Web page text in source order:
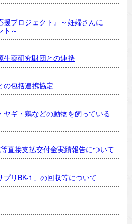
援プロジェクト』～妊婦さんに
ト～
生薬研究財団との連携
の包括連携協定
ヤギ・鶏などの動物を飼っている
直接支払交付金実績報告について
プリBK-1」の回収等について